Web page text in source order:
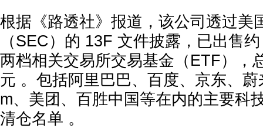
根据《路透社》报道，该公司透过美
（SEC）的 13F 文件披露，已出售
两档相关交易所交易基金（ETF），
元 。包括阿里巴巴、百度、京东、
m、美团、百胜中国等在内的主要科
清仓名单 。